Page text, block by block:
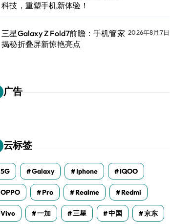
科技，重塑手机新体验！
三星Galaxy Z Fold7前瞻：手机管家
揭秘折叠屏新惊艳亮点
2026年8月7日
广告
云标签
5G Galaxy Iphone IQOO
OPPO Pro Realme Redmi
Vivo 一加 三星 中国 京东